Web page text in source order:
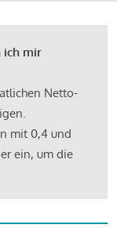
ich mir
Netto-
mit 0,4 und
ein, um die